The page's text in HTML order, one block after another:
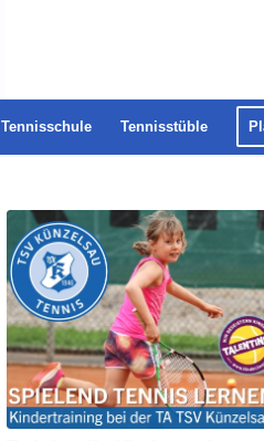
Tennisschule Tennisstüble